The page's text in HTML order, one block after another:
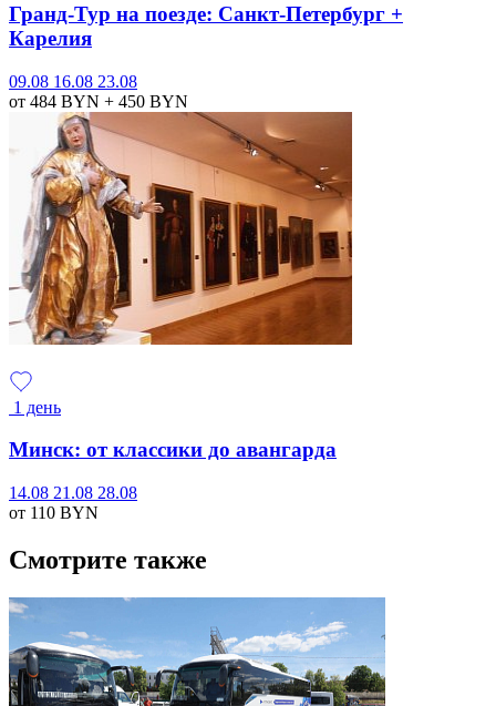
Гранд-Тур на поезде: Санкт-Петербург +
Карелия
09.08 16.08 23.08
от 484 BYN + 450 BYN
1 день
Минск: от классики до авангарда
14.08 21.08 28.08
от 110 BYN
Смотрите также